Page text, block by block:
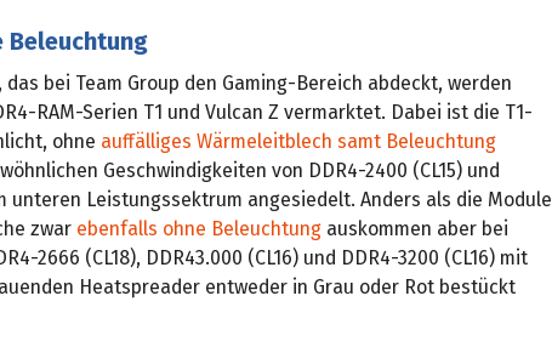
Beleuchtung
bei Team Group den Gaming-Bereich abdeckt, werden
RAM-Serien T1 und Vulcan Z vermarktet. Dabei ist die T1-
ohne auffälliges Wärmeleitblech samt Beleuchtung
Geschwindigkeiten von DDR4-2400 (CL15) und
unteren Leistungssektrum angesiedelt. Anders als die Module
zwar ebenfalls ohne Beleuchtung auskommen aber bei
2666 (CL18), DDR43.000 (CL16) und DDR4-3200 (CL16) mit
Heatspreader entweder in Grau oder Rot bestückt